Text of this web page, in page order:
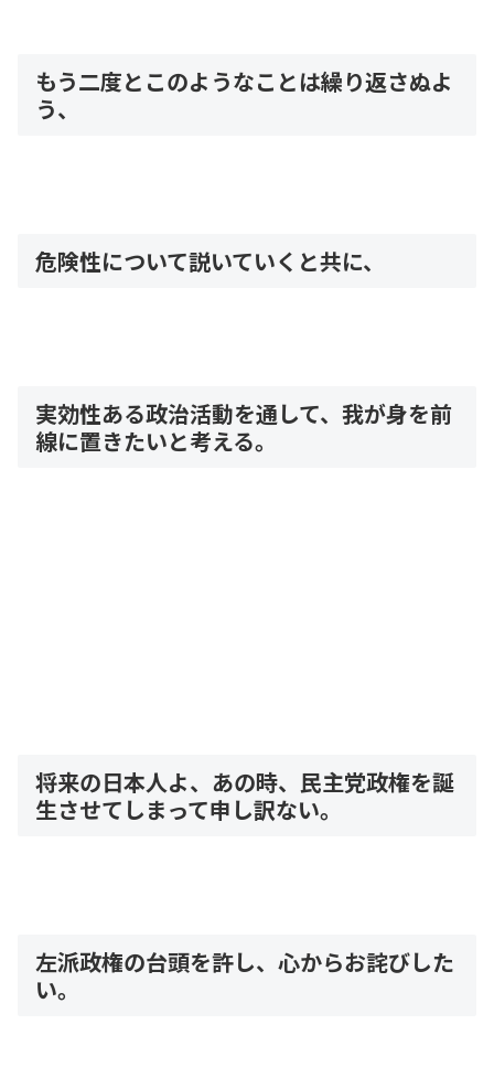
もう二度とこのようなことは繰り返さぬよ
う、
危険性について説いていくと共に、
実効性ある政治活動を通して、我が身を前
線に置きたいと考える。
将来の日本人よ、あの時、民主党政権を誕
生させてしまって申し訳ない。
左派政権の台頭を許し、心からお詫びした
い。